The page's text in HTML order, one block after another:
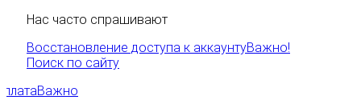
Нас часто спрашивают
Восстановление доступа к аккаунтуВажно!
Поиск по сайту
Важно